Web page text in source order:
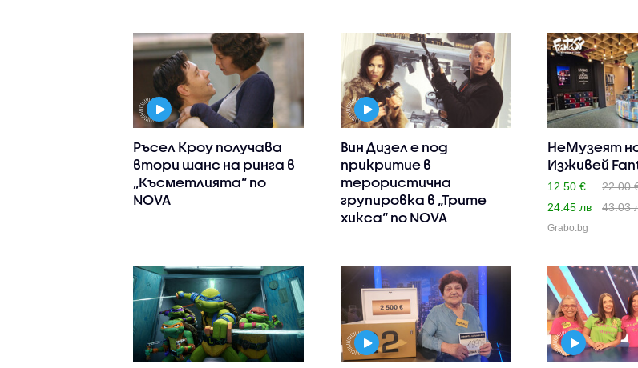
Ръсел Кроу получава
втори шанс на ринга в
„Късметлията“ по
NOVA
Вин Дизел е под
прикритие в
терористична
групировка в „Трите
хикса“ по NOVA
НеМузеят
Изживей
-..
12.50 €
22.00
24.45 лв
43.03
Grabo.bg